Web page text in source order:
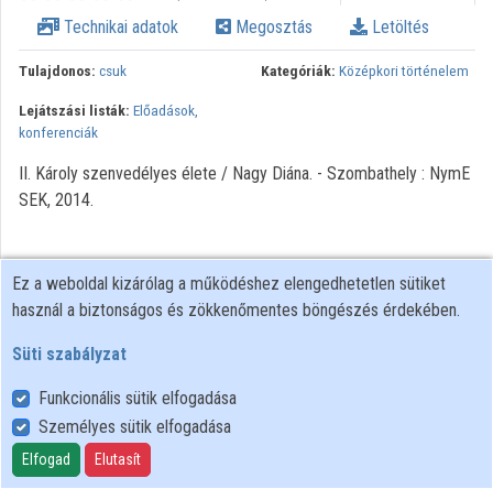
Intézményi listák
Intézmények
Közreműködők
Technikai adatok Megosztás Letöltés
Tulajdonos: csuk Kategóriák: Középkori történelem
Lejátszási listák: Előadások,
konferenciák
II. Károly szenvedélyes élete / Nagy Diána. - Szombathely : NymE
SEK, 2014.
Felhasználói szabályzat
Adatkezelési tájékoztató
Süti szabályzat
Ez a weboldal kizárólag a működéshez elengedhetetlen sütiket
használ a biztonságos és zökkenőmentes böngészés érdekében.
Süti szabályzat
Funkcionális sütik elfogadása
Személyes sütik elfogadása
Elfogad Elutasít